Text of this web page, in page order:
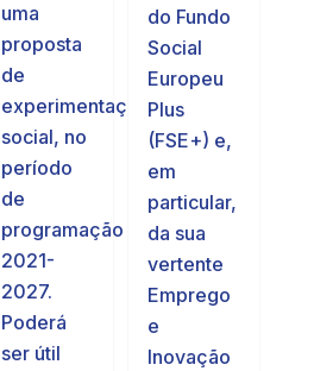
uma
proposta
de
experimentação
social, no
período
de
programação
2021-
2027.
Poderá
ser útil
do Fundo
Social
Europeu
Plus
(FSE+) e,
em
particular,
da sua
vertente
Emprego
e
Inovação